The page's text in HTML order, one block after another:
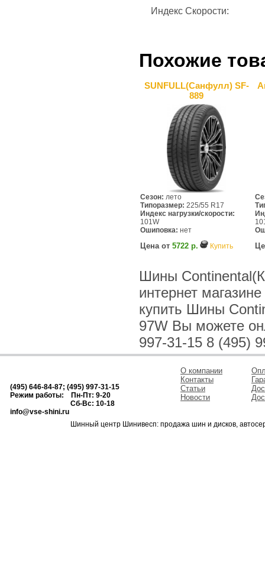
Индекс Скорости:
Похожие
SUNFULL(Санфулл) SF-
889
Сезон: лето
Типоразмер: 225/55 R17
Индекс нагрузки/скорости:
101W
Ошиповка: нет
Цена от 5722 р. Купить
Шины
интернет
купить Шины
97W Вы можете
997-31-15 8 (495)
(495) 646-84-87; (495) 997-31-15
Режим работы: Пн-Пт: 9-20
Сб-Вс: 10-18
info@vse-shini.ru
О компании
Контакты
Статьи
Новости
Шинный центр Шинивесп: продажа шин и дисков,